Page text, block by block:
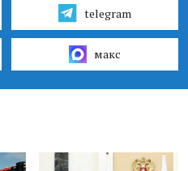
telegram
макс